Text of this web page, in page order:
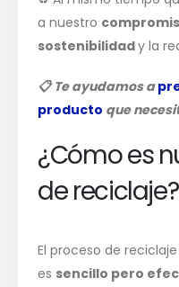
a nuestro
sostenibilidady la
📋Te ayudamos a
producto que
¿Cómo es
de reciclaje?
El proceso de
es sencillo pero